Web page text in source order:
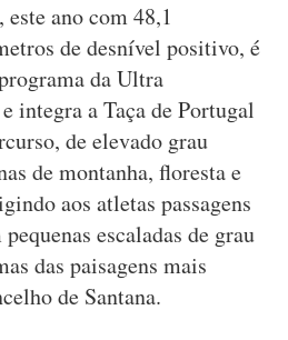
ano com 48,1
de desnível positivo, é
da Ultra
integra a Taça de Portugal
de elevado grau
de montanha, floresta e
aos atletas passagens
escaladas de grau
das paisagens mais
de Santana.